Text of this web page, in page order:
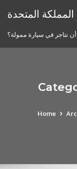
المتحدة
نتاجر في سيارة ممولة؟
Home